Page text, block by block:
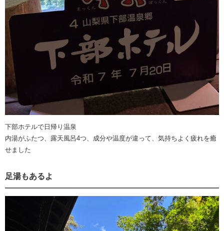
下部ホテルで日帰り温泉
内湯がふたつ、露天風呂4つ、成分や温度が違って、気持ちよく疲れを癒
せました
足湯もあるよ